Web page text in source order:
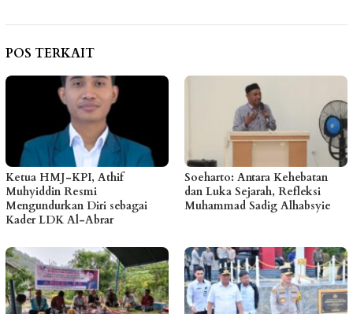
POS TERKAIT
Ketua HMJ-KPI, Athif
Muhyiddin Resmi
Mengundurkan Diri sebagai
Kader LDK Al-Abrar
Soeharto: Antara Kehebatan
dan Luka Sejarah, Refleksi
Muhammad Sadig Alhabsyie